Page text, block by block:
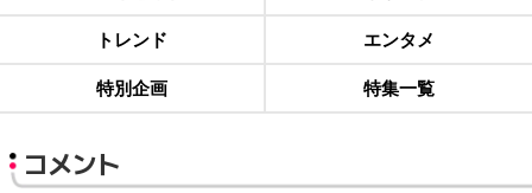
特別企画 特集一覧
コメント